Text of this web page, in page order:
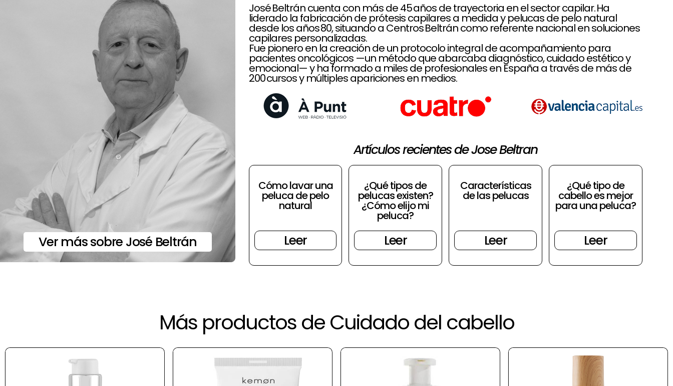
Ver más sobre José Beltrán
José Beltrán cuenta con más de 45 años de trayectoria en el sector capilar. Ha
liderado la fabricación de prótesis capilares a medida y pelucas de pelo natural
desde los años 80, situando a Centros Beltrán como referente nacional en soluciones
capilares personalizadas.
Fue pionero en la creación de un protocolo integral de acompañamiento para
pacientes oncológicos —un método que abarcaba diagnóstico, cuidado estético y
emocional— y ha formado a miles de profesionales en España a través de más de
200 cursos y múltiples apariciones en medios.
Artículos recientes de Jose Beltran
Cómo lavar una
peluca de pelo
natural
Leer
¿Qué tipos de
pelucas existen?
¿Cómo elijo mi
peluca?
Leer
Características
de las pelucas
Leer
¿Qué tipo de
cabello es mejor
para una peluca?
Leer
Más productos de Cuidado del cabello